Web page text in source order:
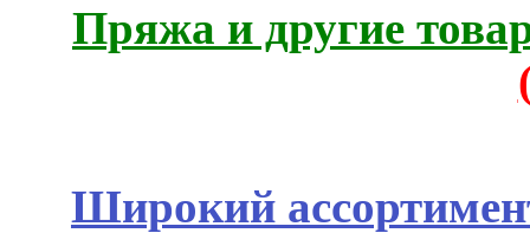
Пряжа и другие
Широкий